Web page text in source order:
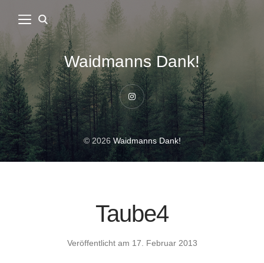
Waidmanns Dank!
Instagram
© 2026Waidmanns Dank!
Taube4
Veröffentlicht am 17. Februar 2013